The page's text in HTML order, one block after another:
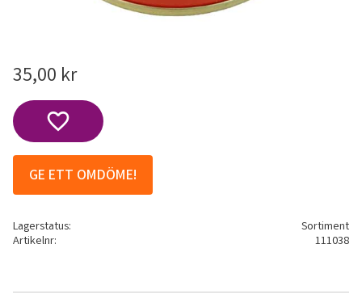
35,00 kr
Lägg till i favoriter
Lagerstatus
Sortiment
Artikelnr
111038
GE ETT OMDÖME!